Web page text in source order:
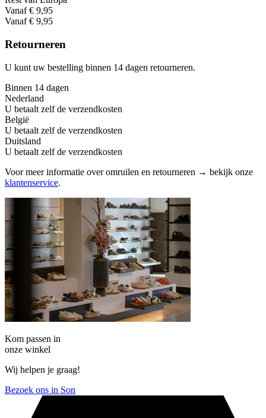
Vanaf € 9,95
Vanaf € 9,95
Retourneren
U kunt uw bestelling binnen 14 dagen retourneren.
Binnen 14 dagen
Nederland
U betaalt zelf de verzendkosten
België
U betaalt zelf de verzendkosten
Duitsland
U betaalt zelf de verzendkosten
Voor meer informatie over omruilen en retourneren → bekijk onze
klantenservice.
Kom passen in
onze winkel
Wij helpen je graag!
Bezoek ons in Son